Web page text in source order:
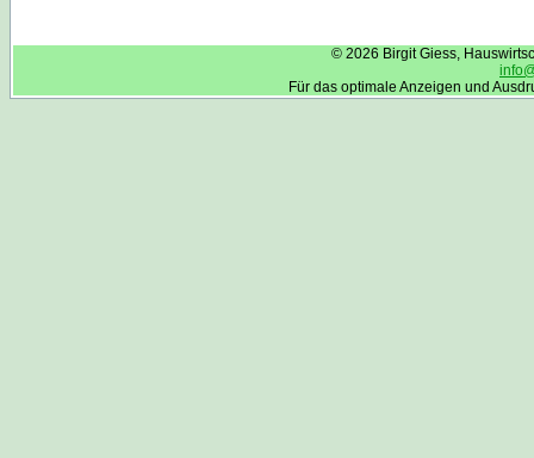
© 2026 Birgit Giess,
Für das optimale Anzeigen und